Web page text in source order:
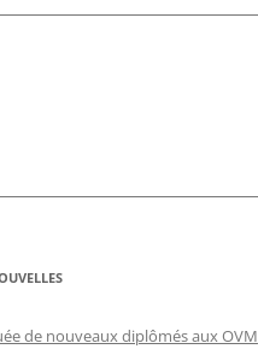
de nouveaux diplômés aux OVM